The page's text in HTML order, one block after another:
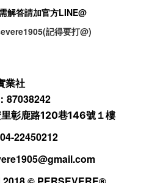
解答請加官方LINE@
記得要打@)
業社
87038242
彰鹿路120巷146號１樓
22450212